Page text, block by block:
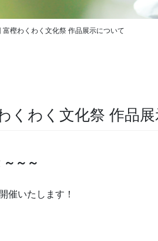
富樫わくわく文化祭 作品展示について
くわく文化祭 作品
～～
催いたします！